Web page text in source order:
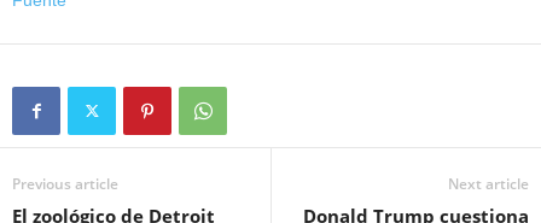
Previous article
El zoológico de Detroit
Next article
Donald Trump cuestiona